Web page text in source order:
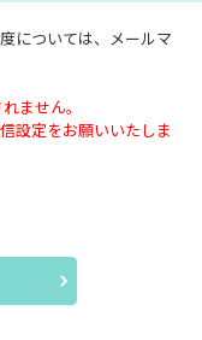
については、メールマ
ません。
設定をお願いいたしま